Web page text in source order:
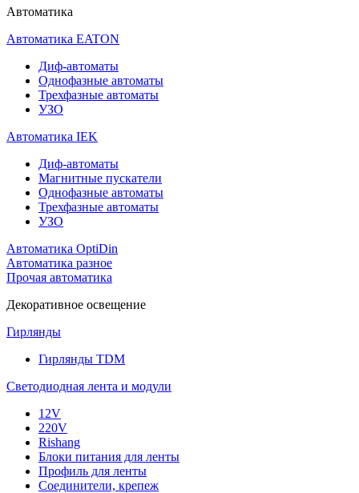
Автоматика
Автоматика EATON
Диф-автоматы
Однофазные автоматы
Трехфазные автоматы
УЗО
Автоматика IEK
Диф-автоматы
Магнитные пускатели
Однофазные автоматы
Трехфазные автоматы
УЗО
Автоматика OptiDin
Автоматика разное
Прочая автоматика
Декоративное освещение
Гирлянды
Гирлянды TDM
Светодиодная лента и модули
12V
220V
Rishang
Блоки питания для ленты
Профиль для ленты
Соединители, крепеж